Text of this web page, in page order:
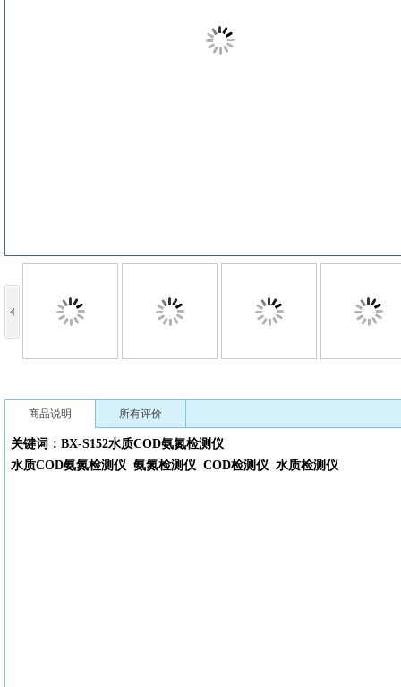
商品说明 所有评价
关键词：BX-S152水质COD氨氮检测仪
水质COD氨氮检测仪 氨氮检测仪 COD检测仪 水质检测仪